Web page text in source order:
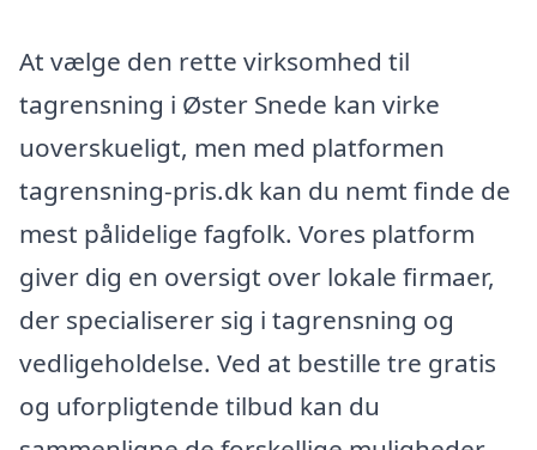
At vælge den rette virksomhed til
tagrensning i Øster Snede kan virke
uoverskueligt, men med platformen
tagrensning-pris.dk kan du nemt finde de
mest pålidelige fagfolk. Vores platform
giver dig en oversigt over lokale firmaer,
der specialiserer sig i tagrensning og
vedligeholdelse. Ved at bestille tre gratis
og uforpligtende tilbud kan du